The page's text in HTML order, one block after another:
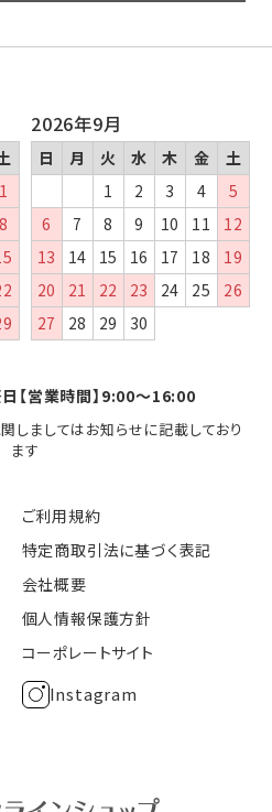
ご利用規約
特定商取引法に基づく表記
会社概要
個人情報保護方針
コーポレートサイト
Instagram
1
8
2026年9月
日 月 火 水 木 金
土
1
2 3 4
5
6
7 8 9 10 11
12
13
14 15 16 17 18
19
20
21 22 23 24 25
26
27
28 29 30
日【営業時間】9:00～16:00
しましてはお知らせに記載しており
ます